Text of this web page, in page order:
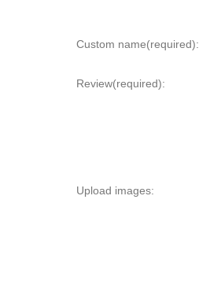
Custom name(required):
Review(required):
Upload images: